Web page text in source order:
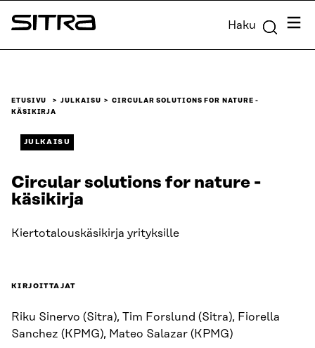
Siirry
suoraan
Sitra Haku
ETUSIVU JULKAISU
CIRCULAR SOLUTIONS FOR NATURE -
KÄSIKIRJA
JULKAISU
Circular solutions for nature -
käsikirja
Kiertotalouskäsikirja yrityksille
KIRJOITTAJAT
Riku Sinervo (Sitra), Tim Forslund (Sitra), Fiorella
Sanchez (KPMG), Mateo Salazar (KPMG)